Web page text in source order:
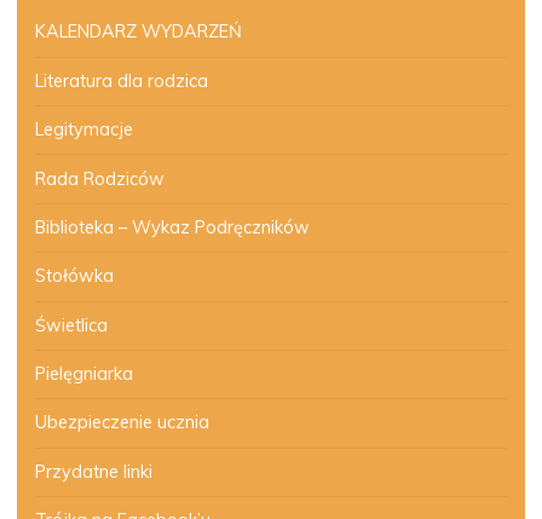
KALENDARZ WYDARZEŃ
Literatura dla rodzica
Legitymacje
Rada Rodziców
Biblioteka – Wykaz Podręczników
Stołówka
Świetlica
Pielęgniarka
Ubezpieczenie ucznia
Przydatne linki